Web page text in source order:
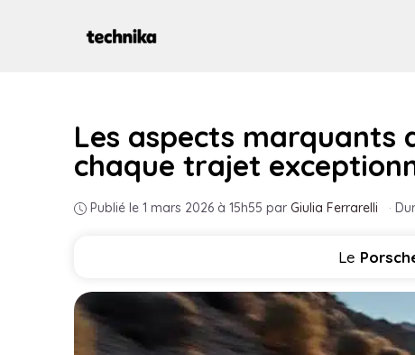
Les aspects marquants
chaque trajet
Publié le 1 mars 2026 à 15h55 par Giulia Ferrarelli ·
Le